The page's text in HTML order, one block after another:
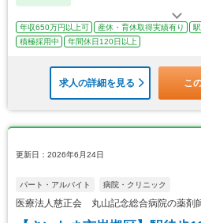
年収650万円以上可 産休・育休取得実績有り
積極採用中
年間休日120日以上
求人の詳細を見る こ
更新日：2026年6月24日
パート・アルバイト 病院・クリニック
医療法人慈正会 丸山記念総合病院の薬剤